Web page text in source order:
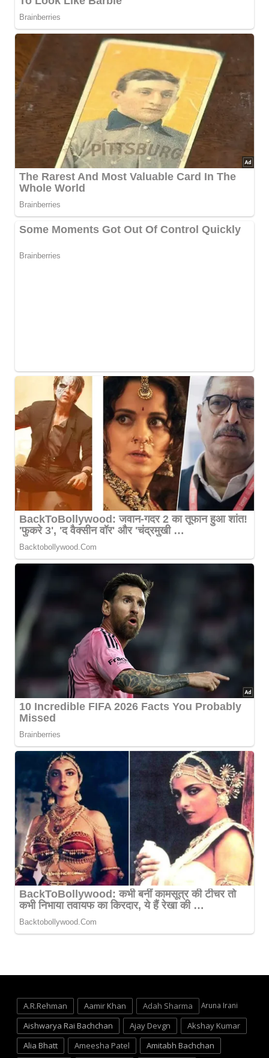
A.R.Rehman Aamir Khan
Adah Sharma
Aishwarya Rai Bachchan
Ajay Devgn
Akshay Kumar
Alia Bhatt
Ameesha Patel Amitabh Bachchan
Aruna Irani